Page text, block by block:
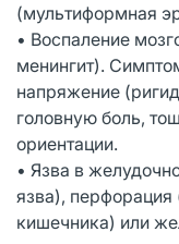
(мультиформная
• Воспаление
менингит).
напряжение
головную боль,
ориентации.
• Язва в
язва),
кишечника) или